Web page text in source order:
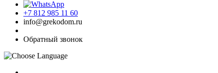
+7 812 985 11 60
info@grekodom.ru
Обратный звонок